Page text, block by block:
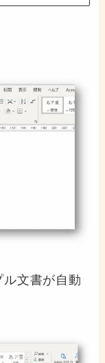
文書が自動